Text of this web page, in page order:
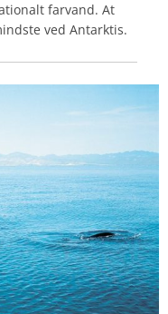
farvand. At
ved Antarktis.